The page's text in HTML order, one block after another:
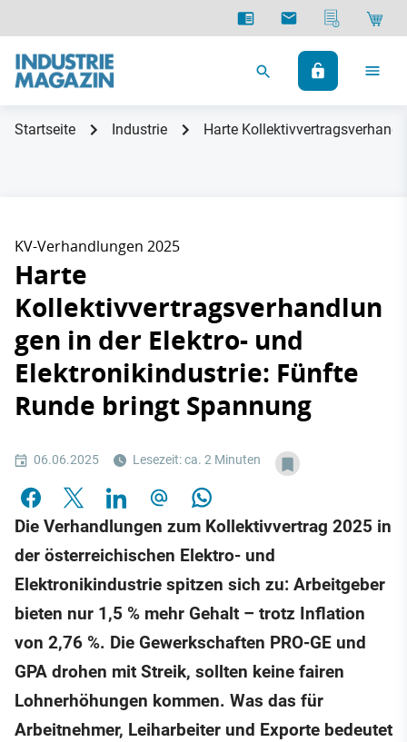
Startseite Industrie Harte
KV-Verhandlungen 2025
Harte
Kollektivvertragsverhandlun
gen in der Elektro- und
Elektronikindustrie: Fünfte
Runde bringt Spannung
06.06.2025 Lesezeit: ca. 2 Minuten
Die Verhandlungen zum Kollektivvertrag 2025 in
der österreichischen Elektro- und
Elektronikindustrie spitzen sich zu: Arbeitgeber
bieten nur 1,5 % mehr Gehalt – trotz Inflation
von 2,76 %. Die Gewerkschaften PRO-GE und
GPA drohen mit Streik, sollten keine fairen
Lohnerhöhungen kommen. Was das für
Arbeitnehmer, Leiharbeiter und Exporte bedeutet